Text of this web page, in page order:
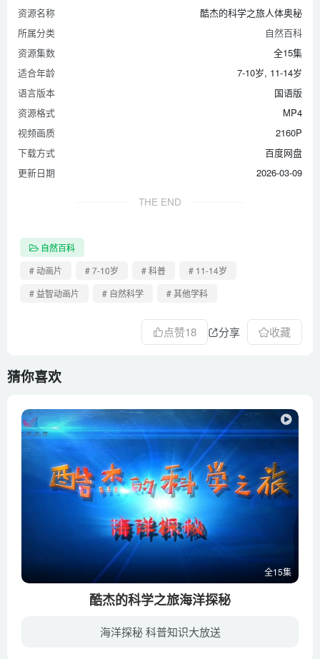
资源名称
酷杰的科学之旅人体奥秘
所属分类
自然百科
资源集数
全15集
适合年龄
7-10岁, 11-14岁
语言版本
国语版
资源格式
MP4
视频画质
2160P
下载方式
百度网盘
更新日期
2026-03-09
THE END
自然百科
# 动画片
# 7-10岁 # 科普
# 11-14岁
# 益智动画片
# 自然科学 # 其他学科
点赞18 分享 收藏
猜你喜欢
全15集
酷杰的科学之旅海洋探秘
海洋探秘 科普知识大放送